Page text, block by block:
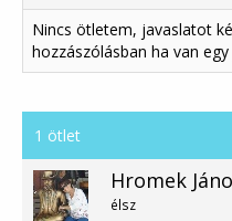
Nincs ötletem, javaslatot
hozzászólásban ha van
1 ötlet
Hromek
élsz